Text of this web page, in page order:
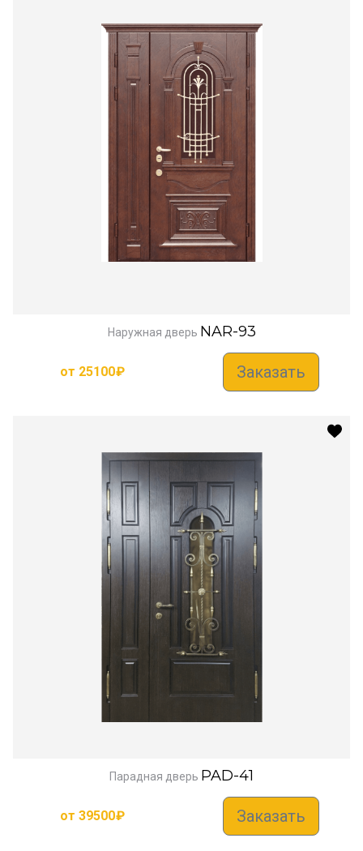
Наружная дверь NAR-93
от 25100₽ Заказать
Парадная дверь PAD-41
от 39500₽ Заказать